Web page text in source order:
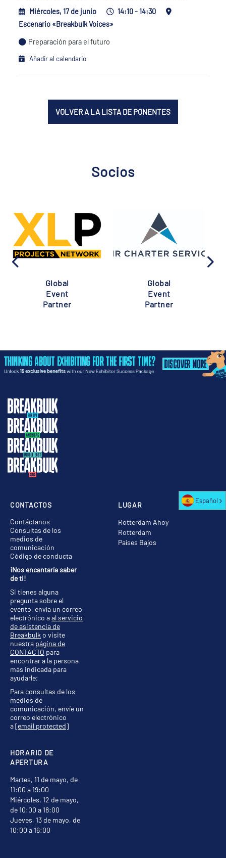
Miércoles, 17 de junio
14:10 - 14:30
Escenario «Breakbulk Voices»
Preparación para el futuro
Añadir al calendario
VOLVER A LA LISTA DE PONENTES
Socios
Global
Event
Partner
Global
Event
Partner
LUGAR
Rotterdam Ahoy
Rotterdam
Países Bajos
HORARIO DE
APERTURA
Martes, 11 de mayo, de
11:00 a 19:00
Miércoles, 12 de mayo,
de 10:00 a 18:00
Jueves, 13 de mayo, de
10:00 a 16:00
CONTACTOS
Contáctanos
Consultas de los
medios de
comunicación
Código de conducta
¡Nos encantaría saber
de ti!
Si tienes alguna
pregunta sobre el
evento, envía un correo
electrónico aal servicio
de asistencia de
Breakbulk o visite
nuestra página de
CONTACTO para
encontrar a la persona
más indicada para
ayudarle;
Para consultas de los
medios de
comunicación, envíe un
correo electrónico
a[email protected]
Español